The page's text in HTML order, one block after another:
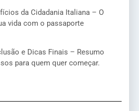
da Cidadania Italiana – O
vida com o passaporte
e Dicas Finais – Resumo
para quem quer começar.